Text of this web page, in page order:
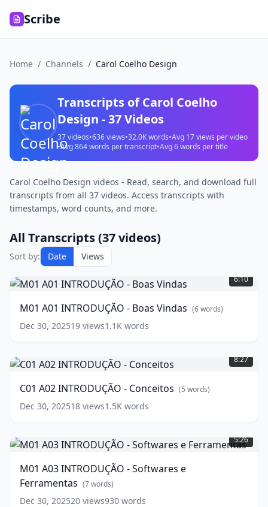
Scribe
Home / Channels / Carol Coelho Design
Transcripts ofCarol Coelho
Design -37Videos
37videos•636views•32.0Kwords•Avg 17views per video
•Avg864words per transcript•Avg6words per title
Carol Coelho Design videos - Read, search, and download full
transcripts from all 37 videos. Access transcripts with
timestamps, word counts, and more.
All Transcripts (37videos)
Sort by: Date Views
M01
A01
INTRODUÇÃO
Boas
Vindas
6
6:10
M01 A01 INTRODUÇÃO - Boas Vindas (6words)
Dec 30, 202519 views1.1K words
A02
INTRODUÇÃO
Conceitos (5
words)
8:27
C01 A02 INTRODUÇÃO - Conceitos (5 words)
Dec 30, 202518 views1.5K words
A03
INTRODUÇÃO
Softwares
e
Ferramentas (7
5:26
M01 A03 INTRODUÇÃO - Softwares e
Ferramentas (7words)
Dec 30, 202520 views930 words